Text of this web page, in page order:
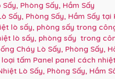
Phòng Sấy, Hầm Sấy
Sấy, Phòng Sấy, Hầm Sấy tại
lò sấy, phòng sấy trong
lò sấy, phòng sấy trong
Cháy Lò Sấy, Phòng Sấy,
tấm Panel panel cách
Lò Sấy, Phòng Sấy, Hầm